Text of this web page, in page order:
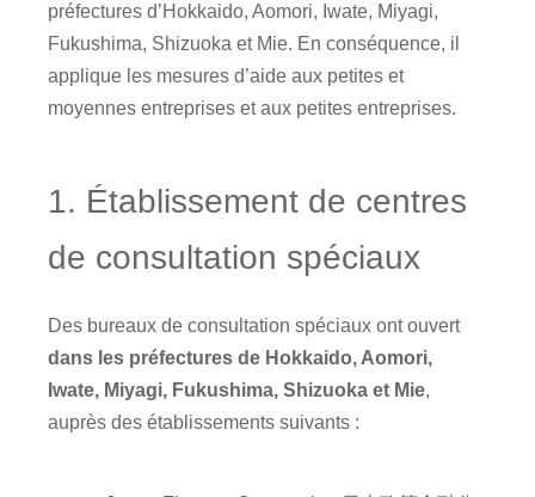
préfectures d’Hokkaido, Aomori, Iwate, Miyagi,
Fukushima, Shizuoka et Mie. En conséquence, il
applique les mesures d’aide aux petites et
moyennes entreprises et aux petites entreprises.
1. Établissement de centres
de consultation spéciaux
Des bureaux de consultation spéciaux ont ouvert
dans les préfectures de Hokkaido, Aomori,
Iwate, Miyagi, Fukushima, Shizuoka et Mie,
auprès des établissements suivants :